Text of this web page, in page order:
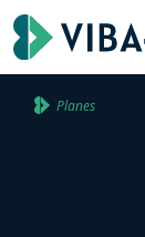
Planes